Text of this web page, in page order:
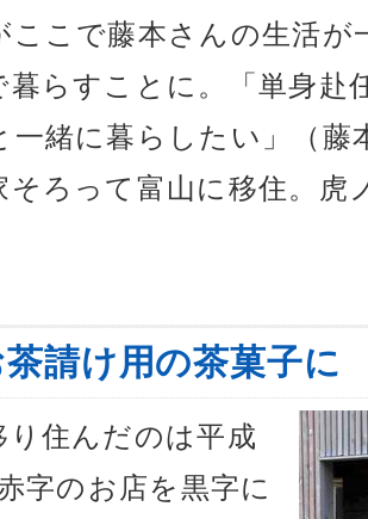
こで藤本さんの生活が
暮らすことに。「単身赴
一緒に暮らしたい」（
そろって富山に移住。虎
請け用の茶菓子に
住んだのは平成
字のお店を黒字に